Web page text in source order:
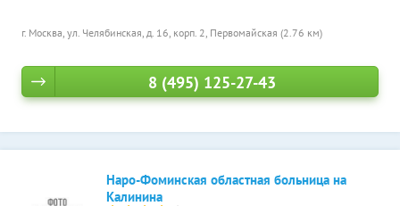
г. Москва, ул. Челябинская, д. 16, корп. 2, Первомайская (2.76 км)
8 (495) 125-27-43
Наро-Фоминская областная больница на
Калинина